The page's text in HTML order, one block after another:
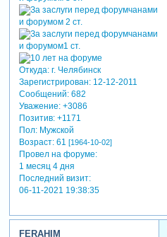
Откуда:г. Челябинск
Зарегистрирован: 12-12-2011
Сообщений:682
Уважение: +3086
Позитив: +1171
Пол:Мужской
Возраст:61 [1964-10-02]
Провел на форуме:
1 месяц 4 дня
Последний визит:
06-11-2021 19:38:35
FERAHIM